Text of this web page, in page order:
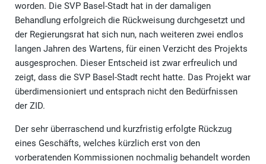
worden. Die SVP Basel-Stadt hat in der damaligen
Behandlung erfolgreich die Rückweisung durchgesetzt und
der Regierungsrat hat sich nun, nach weiteren zwei endlos
langen Jahren des Wartens, für einen Verzicht des Projekts
ausgesprochen. Dieser Entscheid ist zwar erfreulich und
zeigt, dass die SVP Basel-Stadt recht hatte. Das Projekt war
überdimensioniert und entsprach nicht den Bedürfnissen
der ZID.
Der sehr überraschend und kurzfristig erfolgte Rückzug
eines Geschäfts, welches kürzlich erst von den
vorberatenden Kommissionen nochmalig behandelt worden